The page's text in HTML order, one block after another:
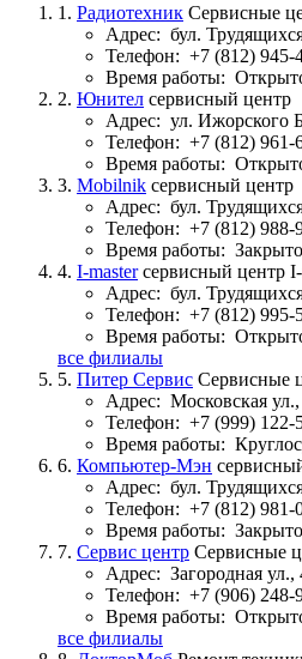
1. Радиотехник Сервисные
Адрес: бул.
Телефон: +7 (812) 945-
Время работы:
2. Юнител сервисный центр
Адрес: ул. Ижорского
Телефон: +7 (812) 961-
Время работы:
3. Mobilnik сервисный центр
Адрес: бул.
Телефон: +7 (812) 988-
Время работы:
4. I-master сервисный центр
Адрес: бул.
Телефон: +7 (812) 995-
Время работы:
все филиалы
5. Питер Сервис Сервисные
Адрес: Московская
Телефон: +7 (999) 122-
Время работы:
6. Компьютер-Мэн
Адрес: бул.
Телефон: +7 (812) 981-
Время работы:
7. Сервис центр Сервисные
Адрес: Загородная
Телефон: +7 (906) 248-
Время работы:
все филиалы